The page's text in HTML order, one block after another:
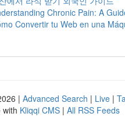
Chronic Pain: A
Convertir tu Web en una
| Advanced Search | Live |
with Kliqqi CMS | All RSS Feeds